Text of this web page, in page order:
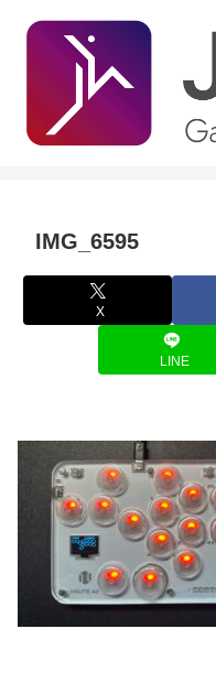
IMG_6595
X
LINE